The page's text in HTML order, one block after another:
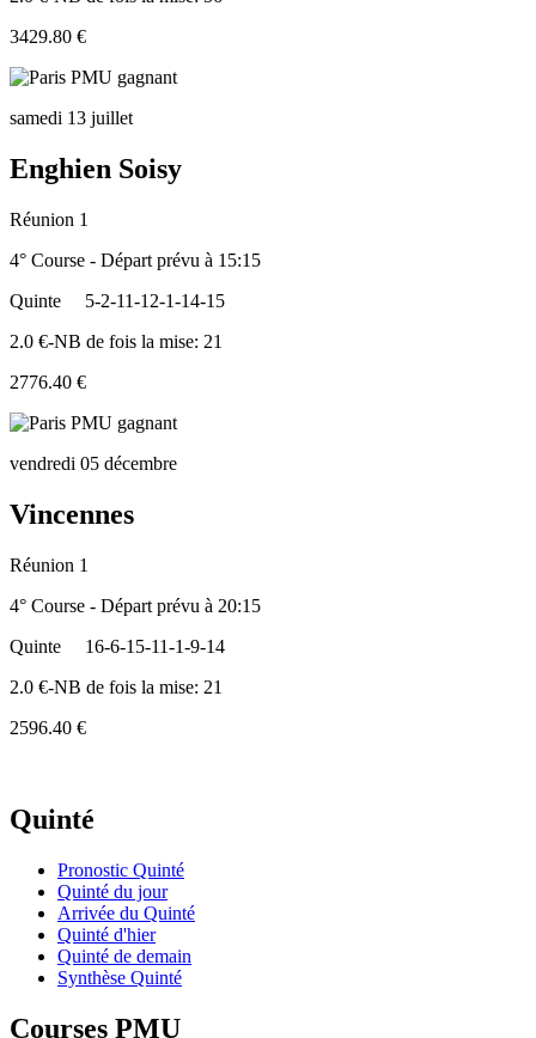
3429.80 €
samedi 13 juillet
Enghien Soisy
Réunion 1
4° Course - Départ prévu à 15:15
Quinte
5-2-11-12-1-14-15
2.0 €-NB de fois la mise: 21
2776.40 €
vendredi 05 décembre
Vincennes
Réunion 1
4° Course - Départ prévu à 20:15
Quinte
16-6-15-11-1-9-14
2.0 €-NB de fois la mise: 21
2596.40 €
Quinté
Pronostic Quinté
Quinté du jour
Arrivée du Quinté
Quinté d'hier
Quinté de demain
Synthèse Quinté
Courses PMU